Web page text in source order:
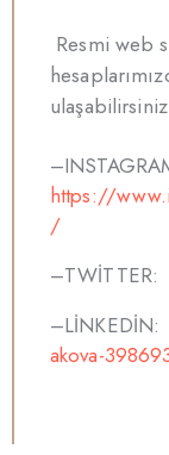
Resmi web
https://
/
–TWİTTER:
–LİNKEDİN:
akova-